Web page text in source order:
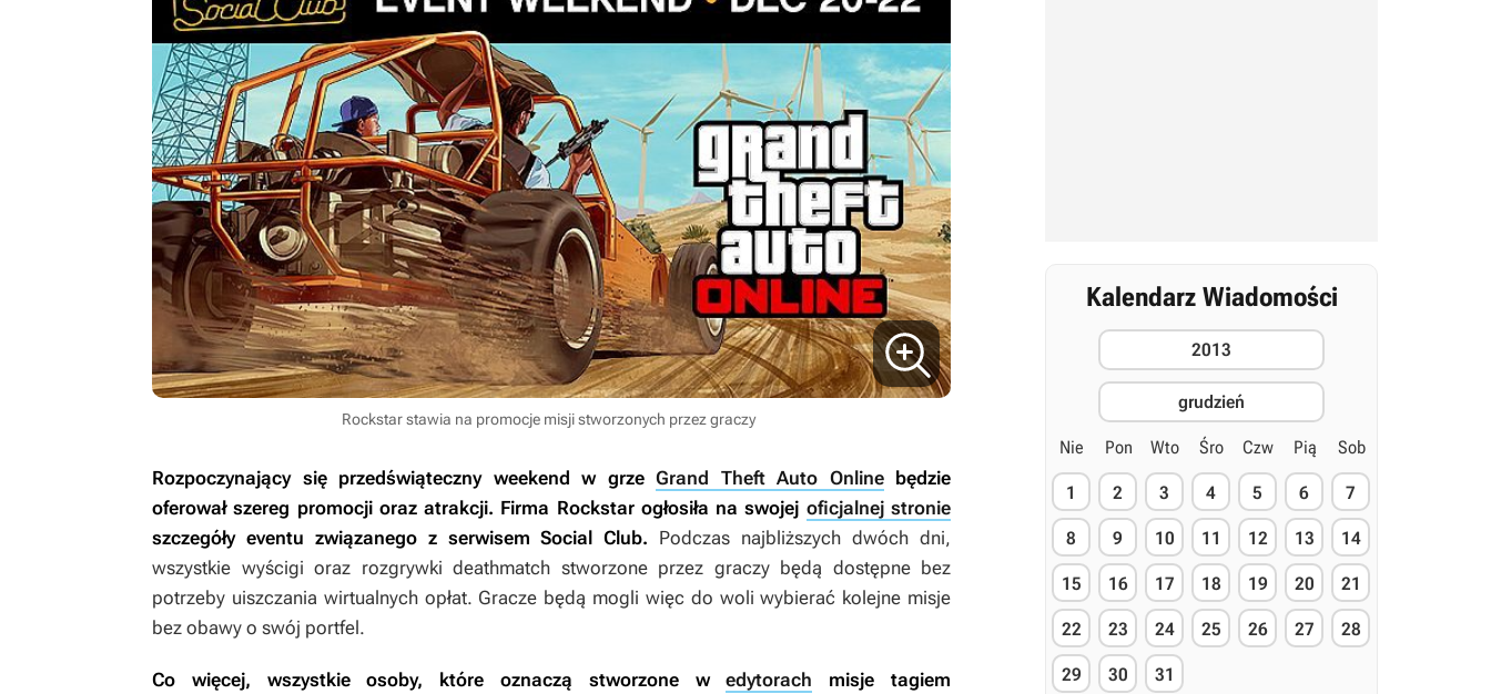
Rockstar stawia na promocje misji stworzonych przez graczy
Rozpoczynający się przedświąteczny weekend w grze Grand Theft Auto Onlinebędzie
oferował szereg promocji oraz atrakcji. Firma Rockstar ogłosiła na swojej oficjalnej stronie
szczegóły eventu związanego z serwisem Social Club. Podczas najbliższych dwóch dni,
wszystkie wyścigi oraz rozgrywki deathmatch stworzone przez graczy będą dostępne bez
potrzeby uiszczania wirtualnych opłat. Gracze będą mogli więc do woli wybierać kolejne misje
bez obawy o swój portfel.
Co więcej, wszystkie osoby, które oznaczą stworzone wedytorach
misje tagiem
Kalendarz Wiadomości
2013
grudzień
Nie Pon Wto Śro Czw Pią Sob
1 2 3 4 5 6 7
8 9 10 11 12 13 14
15 16 17 18 19 20 21
22 23 24 25 26 27 28
29 30 31